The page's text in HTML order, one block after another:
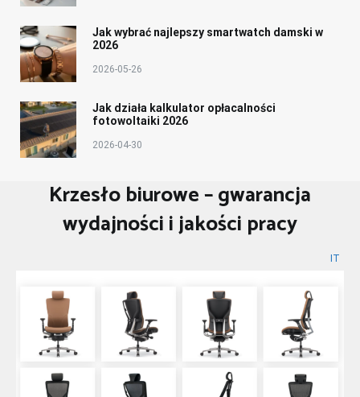
Jak wybrać najlepszy smartwatch damski w
2026
2026-05-26
Jak działa kalkulator opłacalności
fotowoltaiki 2026
2026-04-30
Krzesło biurowe – gwarancja
wydajności i jakości pracy
IT